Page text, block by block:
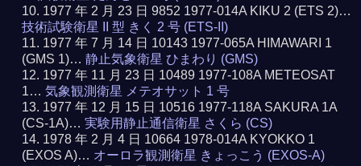
1977 年 2 月 23 日 9852 1977-014A KIKU 2 (ETS 2)…
技術試験衛星 II 型 きく 2 号 (ETS-II)
1977 年 7 月 14 日 10143 1977-065A HIMAWARI 1
(GMS 1)…静止気象衛星 ひまわり (GMS)
1977 年 11 月 23 日 10489 1977-108A METEOSAT
1…気象観測衛星 メテオサット 1 号
1977 年 12 月 15 日 10516 1977-118A SAKURA 1A
(CS-1A)…実験用静止通信衛星 さくら (CS)
1978 年 2 月 4 日 10664 1978-014A KYOKKO 1
(EXOS A)… オーロラ観測衛星 きょっこう (EXOS-A)